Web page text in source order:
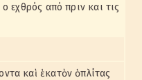
εχθρός από πριν και τις
καὶ ἑκατὸν ὁπλίτας